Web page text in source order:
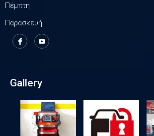
Πέμπτη
Παρασκευή
Gallery